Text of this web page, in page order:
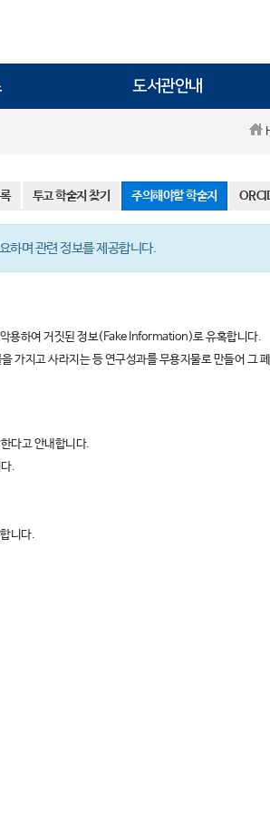
도서관안내
투고 학술지 찾기 주의해야할 학술지
하며 관련 정보를 제공합니다.
용하여 거짓된 정보(Fake Information)로 유혹합니다.
가지고 사라지는 등 연구성과를 무용지물로 만들어 그
다고 안내합니다.
.
니다.